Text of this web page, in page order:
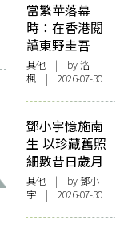
當繁華落幕
時：在香港閱
讀東野圭吾
其他 | by洛
楓 | 2026-07-30
鄧小宇憶施南
生 以珍藏舊照
細數昔日歲月
其他 | by 鄧小
宇 | 2026-07-30